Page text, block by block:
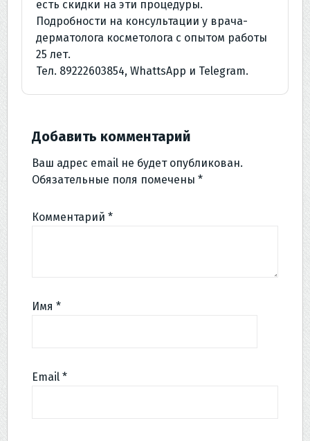
есть скидки на эти процедуры.
Подробности на консультации у врача-
дерматолога косметолога с опытом работы
25 лет.
Тел. 89222603854, WhattsApp и Telegram.
Добавить комментарий
Ваш адрес email не будет опубликован.
Обязательные поля помечены *
Комментарий *
Имя *
Email *